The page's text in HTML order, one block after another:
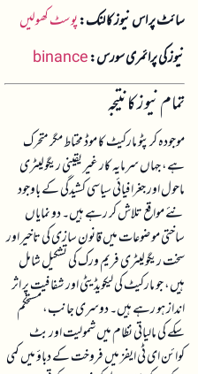
سائٹ پر اس نیوز کا لنک:پوسٹ کھولیں
نیوز کی پرائمری سورس:binance
تمام نیوز کا نتیجہ
موجودہ کرپٹو مارکیٹ کا موڈ محتاط مگر متحرک
ہے، جہاں سرمایہ کار غیر یقینی ریگولیٹری
ماحول اور جغرافیائی سیاسی کشیدگی کے باوجود
نئے مواقع تلاش کر رہے ہیں۔ دو نمایاں
ساختی موضوعات میں قانون سازی کی تاخیر اور
سخت ریگولیٹری فریم ورک کی تشکیل شامل
ہیں، جو مارکیٹ کی لیکویڈیٹی اور شفافیت پر اثر
انداز ہو رہے ہیں۔ دوسری جانب، مستحکم
سکے کی مالیاتی نظام میں شمولیت اور بٹ
کوائن ای ٹی ایفز میں فروخت کے دباؤ میں کمی